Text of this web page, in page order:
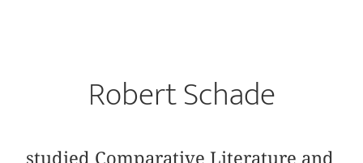
Robert Schade
studied Comparative Literature and